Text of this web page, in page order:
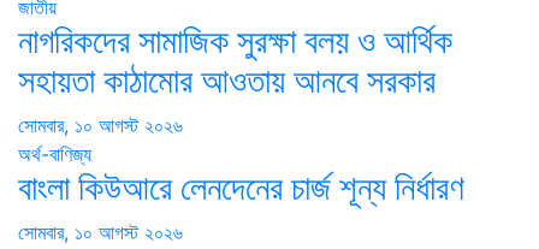
জাতীয়
নাগরিকদের সামাজিক সুরক্ষা বলয় ও আর্থিক
সহায়তা কাঠামোর আওতায় আনবে সরকার
সোমবার, ১০ আগস্ট ২০২৬
অর্থ-বাণিজ্য
বাংলা কিউআরে লেনদেনের চার্জ শূন্য নির্ধারণ
সোমবার, ১০ আগস্ট ২০২৬